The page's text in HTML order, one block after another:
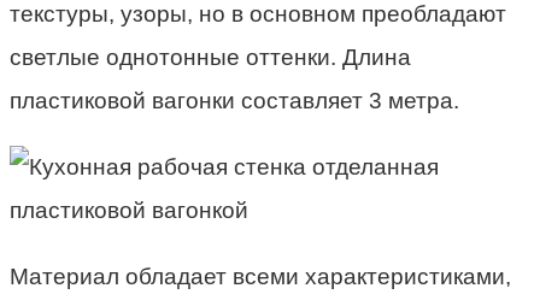
текстуры, узоры, но в основном преобладают
светлые однотонные оттенки. Длина
пластиковой вагонки составляет 3 метра.
Материал обладает всеми характеристиками,